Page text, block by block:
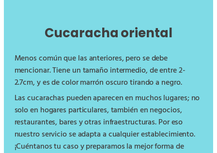
Cucaracha oriental
Menos común que las anteriores, pero se debe
mencionar. Tiene un tamaño intermedio, de entre 2-
2.7cm, y es de color marrón oscuro tirando a negro.
Las cucarachas pueden aparecen en muchos lugares; no
solo en hogares particulares, también en negocios,
restaurantes, bares y otras infraestructuras. Por eso
nuestro servicio se adapta a cualquier establecimiento.
¡Cuéntanos tu caso y preparamos la mejor forma de